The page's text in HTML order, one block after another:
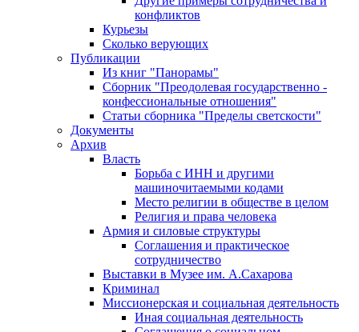
конфликтов
Курьезы
Сколько верующих
Публикации
Из книг "Панорамы"
Сборник "Преодолевая государственно -
конфессиональные отношения"
Статьи сборника "Пределы светскости"
Документы
Архив
Власть
Борьба с ИНН и другими
машиночитаемыми кодами
Место религии в обществе в целом
Религия и права человека
Армия и силовые структуры
Соглашения и практическое
сотрудничество
Выставки в Музее им. А.Сахарова
Криминал
Миссионерская и социальная деятельность
Иная социальная деятельность